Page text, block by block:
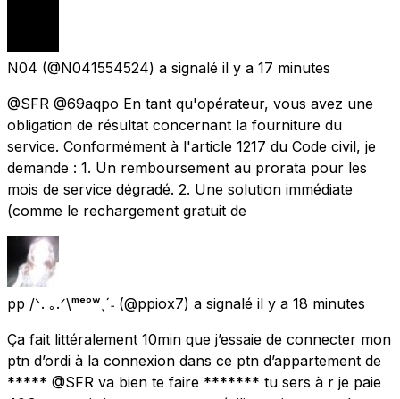
N04 (@N041554524) a signalé il y a 17 minutes
@SFR @69aqpo En tant qu'opérateur, vous avez une
obligation de résultat concernant la fourniture du
service. Conformément à l'article 1217 du Code civil, je
demande : 1. Un remboursement au prorata pour les
mois de service dégradé. 2. Une solution immédiate
(comme le rechargement gratuit de
pp /ᐠ. ｡.ᐟ\ᵐᵉᵒʷˎˊ˗ (@ppiox7) a signalé il y a 18 minutes
Ça fait littéralement 10min que j’essaie de connecter mon
ptn d’ordi à la connexion dans ce ptn d’appartement de
***** @SFR va bien te faire ******* tu sers à r je paie